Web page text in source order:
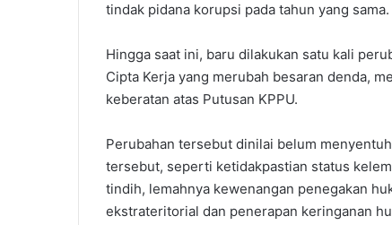
tindak pidana korupsi pada tahun yang sama.
Hingga saat ini, baru dilakukan satu kali
Cipta Kerja yang merubah besaran denda,
keberatan atas Putusan KPPU.
Perubahan tersebut dinilai belum
tersebut, seperti ketidakpastian status
tindih, lemahnya kewenangan penegakan
ekstrateritorial dan penerapan keringanan